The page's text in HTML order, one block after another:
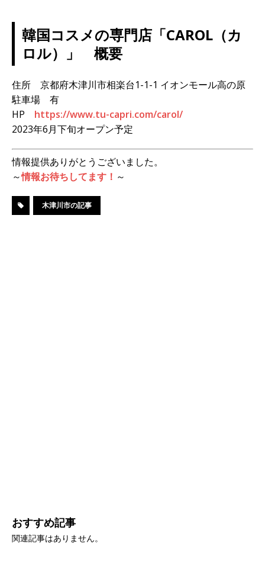
韓国コスメの専門店「CAROL（カ
ロル）」 概要
住所 京都府木津川市相楽台1-1-1 イオンモール高の原
駐車場 有
HP https://www.tu-capri.com/carol/
2023年6月下旬オープン予定
情報提供ありがとうございました。
～情報お待ちしてます！ ～
木津川市の記事
おすすめ記事
関連記事はありません。